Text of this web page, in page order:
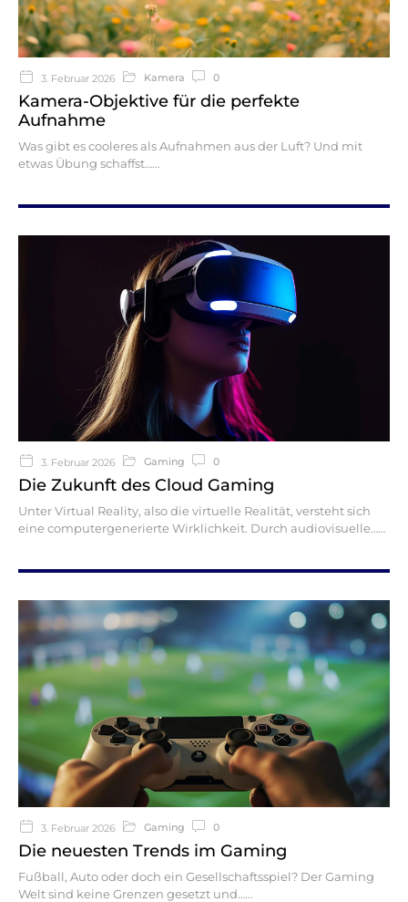
3. Februar 2026 Kamera 0
Kamera-Objektive für die perfekte
Aufnahme
Was gibt es cooleres als Aufnahmen aus der Luft? Und mit
etwas Übung schaffst…
3. Februar 2026 Gaming 0
Die Zukunft des Cloud Gaming
Unter Virtual Reality, also die virtuelle Realität, versteht sich
eine computergenerierte Wirklichkeit. Durch audiovisuelle…
3. Februar 2026 Gaming 0
Die neuesten Trends im Gaming
Fußball, Auto oder doch ein Gesellschaftsspiel? Der Gaming
Welt sind keine Grenzen gesetzt und…